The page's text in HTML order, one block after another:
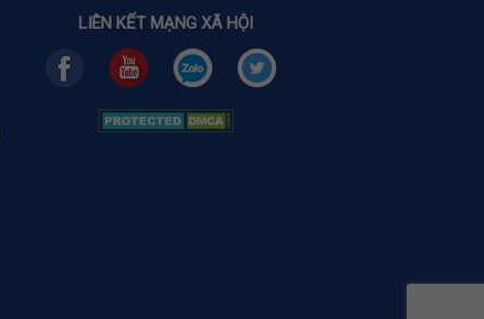
LIÊN KẾT MẠNG XÃ HỘI